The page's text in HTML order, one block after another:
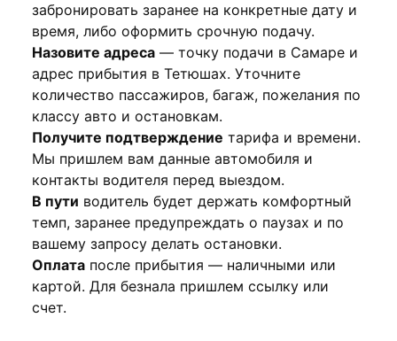
забронировать заранее на конкретные дату и
время, либо оформить срочную подачу.
Назовите адреса — точку подачи в Самаре и
адрес прибытия в Тетюшах. Уточните
количество пассажиров, багаж, пожелания по
классу авто и остановкам.
Получите подтверждение тарифа и времени.
Мы пришлем вам данные автомобиля и
контакты водителя перед выездом.
В пути водитель будет держать комфортный
темп, заранее предупреждать о паузах и по
вашему запросу делать остановки.
Оплата после прибытия — наличными или
картой. Для безнала пришлем ссылку или
счет.